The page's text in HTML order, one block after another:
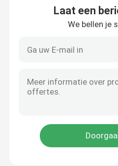
Saaie boren
HSS trapboor
Laat een
We bellen je